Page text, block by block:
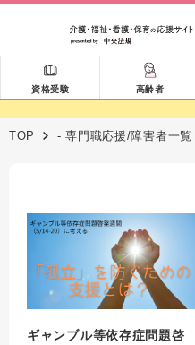
資格受験 高齢者
TOP - 専門職応援/障害者一覧
ギャンブル等依存症問題啓